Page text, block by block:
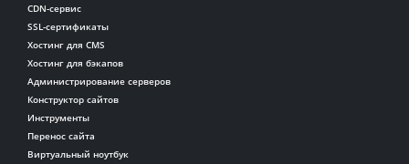
CDN-сервис
SSL-сертификаты
Хостинг для CMS
Хостинг для бэкапов
Администрирование серверов
Конструктор сайтов
Инструменты
Перенос сайта
Виртуальный ноутбук